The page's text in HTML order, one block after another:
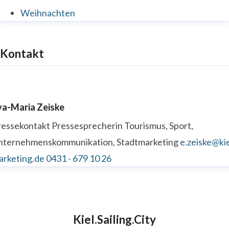
Weihnachten
Kontakt
Maria Zeiske
Pressesprecherin Tourismus, Sport,
Stadtmarketing
0431 - 679 10 26
Kiel.Sailing.City